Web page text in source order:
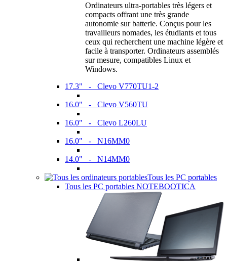
Ordinateurs ultra-portables très légers et
compacts offrant une très grande
autonomie sur batterie. Conçus pour les
travailleurs nomades, les étudiants et tous
ceux qui recherchent une machine légère et
facile à transporter. Ordinateurs assemblés
sur mesure, compatibles Linux et
Windows.
17.3" - Clevo V770TU1-2
16.0" - Clevo V560TU
16.0" - Clevo L260LU
16.0" - N16MM0
14.0" - N14MM0
Tous les PC portables
Tous les PC portables NOTEBOOTICA